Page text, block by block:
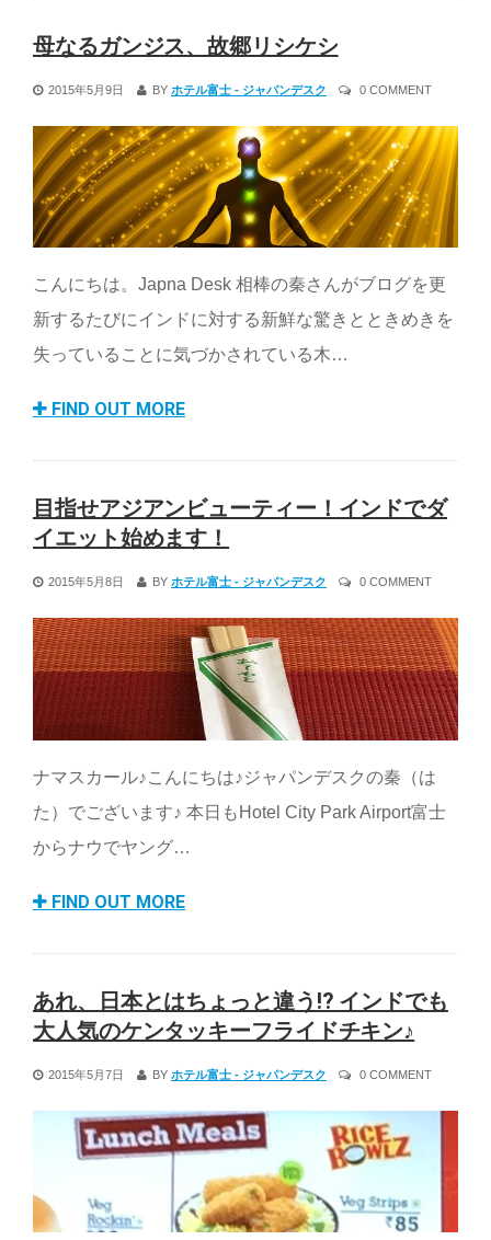
母なるガンジス、故郷リシケシ
2015年5月9日 BY ホテル富士 - ジャパンデスク 0 COMMENT
こんにちは。Japna Desk 相棒の秦さんがブログを更
新するたびにインドに対する新鮮な驚きとときめきを
失っていることに気づかされている木…
FIND OUT MORE
目指せアジアンビューティー！インドでダ
イエット始めます！
2015年5月8日 BY ホテル富士 - ジャパンデスク 0 COMMENT
ナマスカール♪こんにちは♪ジャパンデスクの秦（は
た）でございます♪ 本日もHotel City Park Airport富士
からナウでヤング…
FIND OUT MORE
あれ、日本とはちょっと違う!? インドでも
大人気のケンタッキーフライドチキン♪
2015年5月7日 BY ホテル富士 - ジャパンデスク 0 COMMENT